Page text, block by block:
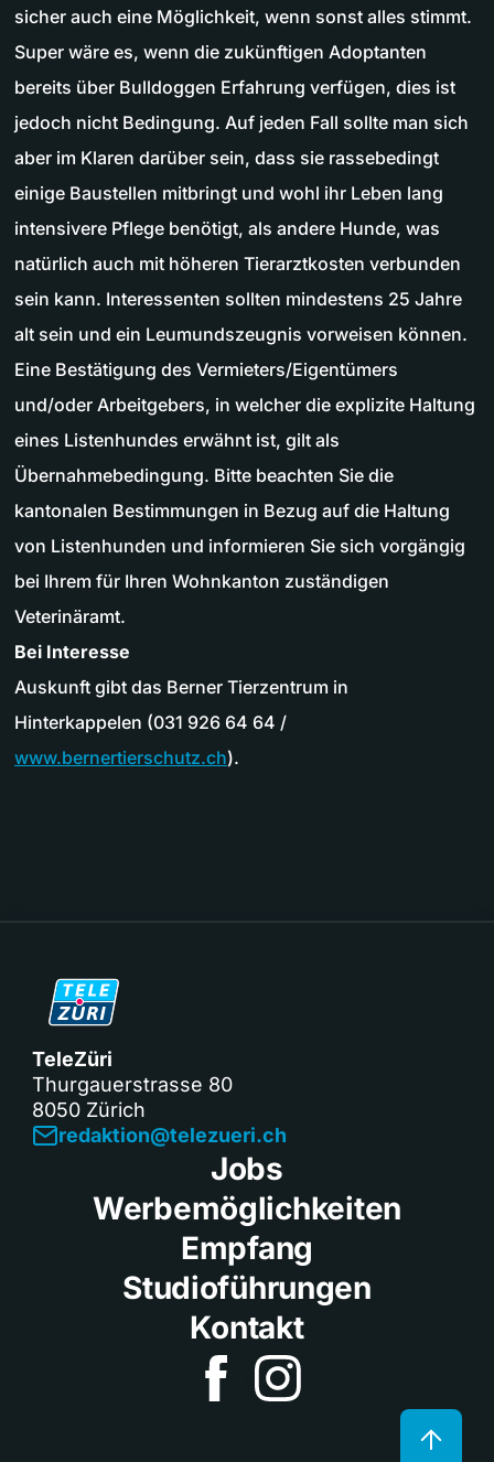
sicher auch eine Möglichkeit, wenn sonst alles stimmt.
Super wäre es, wenn die zukünftigen Adoptanten
bereits über Bulldoggen Erfahrung verfügen, dies ist
jedoch nicht Bedingung. Auf jeden Fall sollte man sich
aber im Klaren darüber sein, dass sie rassebedingt
einige Baustellen mitbringt und wohl ihr Leben lang
intensivere Pflege benötigt, als andere Hunde, was
natürlich auch mit höheren Tierarztkosten verbunden
sein kann. Interessenten sollten mindestens 25 Jahre
alt sein und ein Leumundszeugnis vorweisen können.
Eine Bestätigung des Vermieters/Eigentümers
und/oder Arbeitgebers, in welcher die explizite Haltung
eines Listenhundes erwähnt ist, gilt als
Übernahmebedingung. Bitte beachten Sie die
kantonalen Bestimmungen in Bezug auf die Haltung
von Listenhunden und informieren Sie sich vorgängig
bei Ihrem für Ihren Wohnkanton zuständigen
Veterinäramt.
Bei Interesse
Auskunft gibt das Berner Tierzentrum in
Hinterkappelen (031 926 64 64 /
www.bernertierschutz.ch).
TeleZüri
Thurgauerstrasse 80
8050 Zürich
redaktion@telezueri.ch
Jobs
Werbemöglichkeiten
Empfang
Studioführungen
Kontakt